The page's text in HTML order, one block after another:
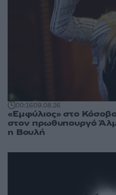
00:1609.08.26
«Εμφύλιος» στο
στον πρωθυπουργό
η Βουλή